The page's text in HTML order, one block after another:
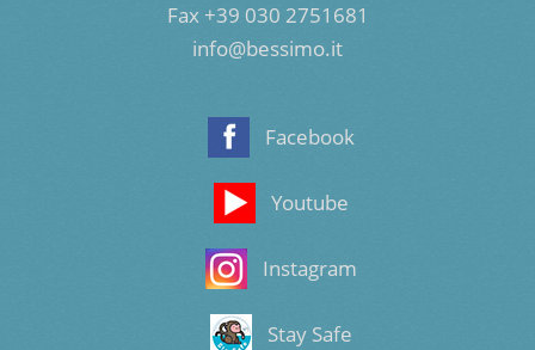
Fax +39 030 2751681
info@bessimo.it
Facebook
Youtube
Instagram
Stay Safe